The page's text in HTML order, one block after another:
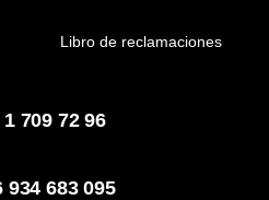
Libro de reclamaciones
709 72 96
934 683 095